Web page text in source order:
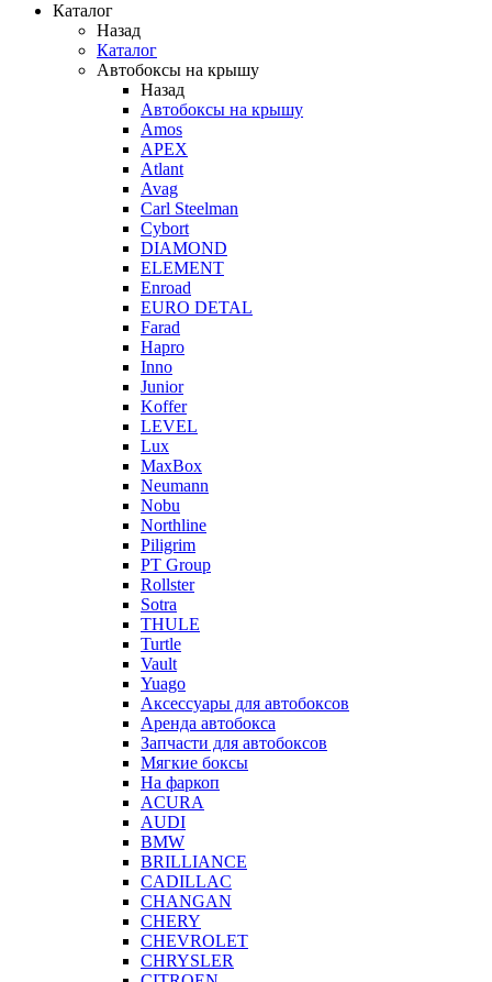
Каталог
Назад
Каталог
Автобоксы на крышу
Назад
Автобоксы на крышу
Amos
APEX
Atlant
Avag
Carl Steelman
Cybort
DIAMOND
ELEMENT
Enroad
EURO DETAL
Farad
Hapro
Inno
Junior
Koffer
LEVEL
Lux
MaxBox
Neumann
Nobu
Northline
Piligrim
PT Group
Rollster
Sotra
THULE
Turtle
Vault
Yuago
Аксессуары для автобоксов
Аренда автобокса
Запчасти для автобоксов
Мягкие боксы
На фаркоп
ACURA
AUDI
BMW
BRILLIANCE
CADILLAC
CHANGAN
CHERY
CHEVROLET
CHRYSLER